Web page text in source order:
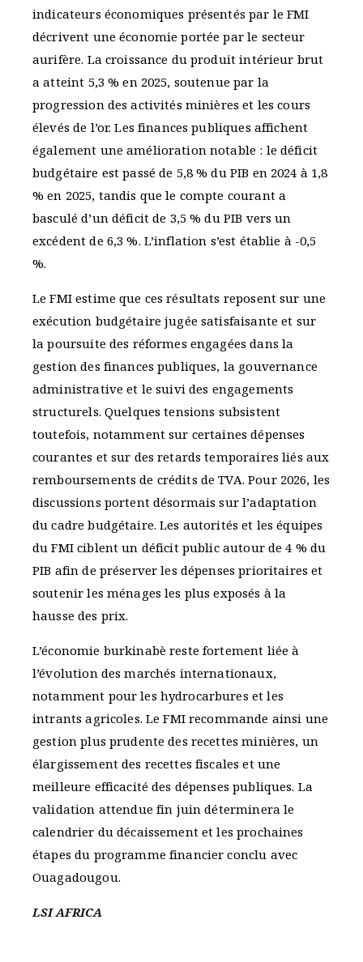
indicateurs économiques présentés par le FMI
décrivent une économie portée par le secteur
aurifère. La croissance du produit intérieur brut
a atteint 5,3 % en 2025, soutenue par la
progression des activités minières et les cours
élevés de l’or. Les finances publiques affichent
également une amélioration notable : le déficit
budgétaire est passé de 5,8 % du PIB en 2024 à 1,8
% en 2025, tandis que le compte courant a
basculé d’un déficit de 3,5 % du PIB vers un
excédent de 6,3 %. L’inflation s’est établie à -0,5
%.
Le FMI estime que ces résultats reposent sur une
exécution budgétaire jugée satisfaisante et sur
la poursuite des réformes engagées dans la
gestion des finances publiques, la gouvernance
administrative et le suivi des engagements
structurels. Quelques tensions subsistent
toutefois, notamment sur certaines dépenses
courantes et sur des retards temporaires liés aux
remboursements de crédits de TVA. Pour 2026, les
discussions portent désormais sur l’adaptation
du cadre budgétaire. Les autorités et les équipes
du FMI ciblent un déficit public autour de 4 % du
PIB afin de préserver les dépenses prioritaires et
soutenir les ménages les plus exposés à la
hausse des prix.
L’économie burkinabè reste fortement liée à
l’évolution des marchés internationaux,
notamment pour les hydrocarbures et les
intrants agricoles. Le FMI recommande ainsi une
gestion plus prudente des recettes minières, un
élargissement des recettes fiscales et une
meilleure efficacité des dépenses publiques. La
validation attendue fin juin déterminera le
calendrier du décaissement et les prochaines
étapes du programme financier conclu avec
Ouagadougou.
LSI AFRICA